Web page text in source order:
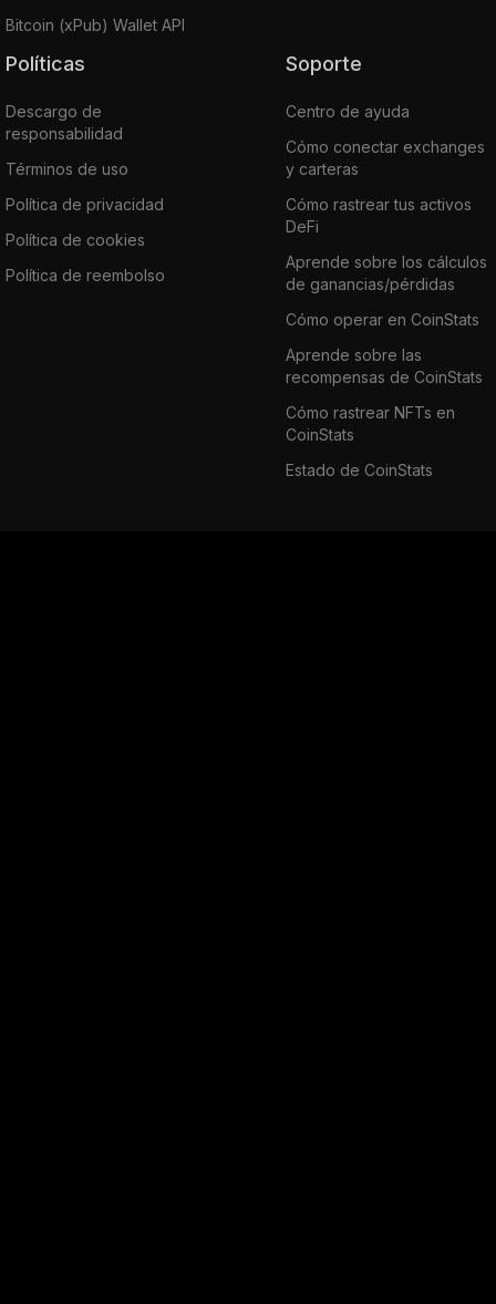
Bitcoin (xPub) Wallet API
Políticas
Descargo de
responsabilidad
Términos de uso
Política de privacidad
Política de cookies
Política de reembolso
Soporte
Centro de ayuda
Cómo conectar exchanges
y carteras
Cómo rastrear tus activos
DeFi
Aprende sobre los cálculos
de ganancias/pérdidas
Cómo operar en CoinStats
Aprende sobre las
recompensas de CoinStats
Cómo rastrear NFTs en
CoinStats
Estado de CoinStats